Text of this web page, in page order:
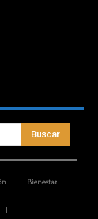
Buscar
Bienestar